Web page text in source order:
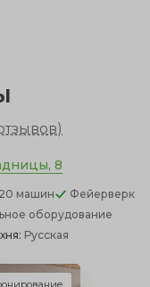
)
8
машин
Фейерверк
оборудование
Русская